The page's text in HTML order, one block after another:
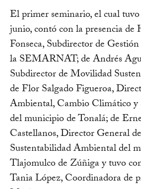
El primer seminario, el cual
junio, contó con la presencia
Fonseca, Subdirector de
la SEMARNAT; de Andrés
Subdirector de Movilidad
de Flor Salgado Figueroa,
Ambiental, Cambio Climático y
del municipio de Tonalá; de
Castellanos, Director General
Sustentabilidad Ambiental del
Tlajomulco de Zúñiga y tuvo
Tania López, Coordinadora de